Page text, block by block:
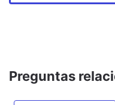
Preguntas